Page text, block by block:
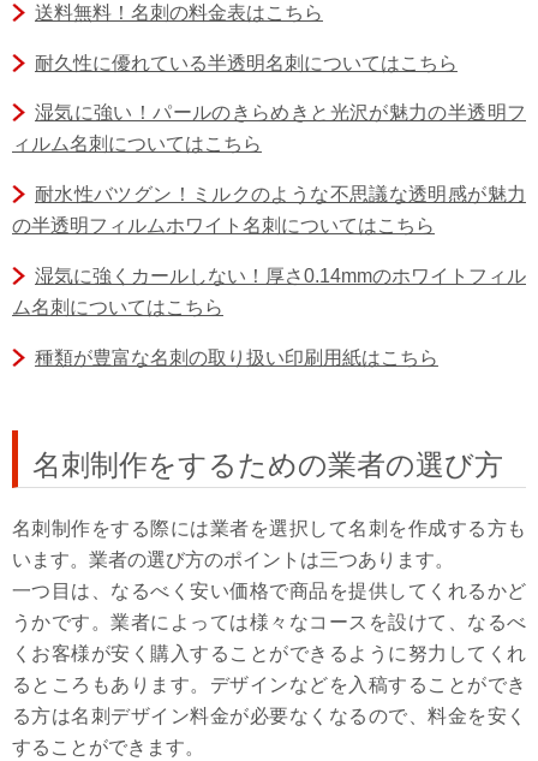
送料無料！名刺の料金表はこちら
耐久性に優れている半透明名刺についてはこちら
湿気に強い！パールのきらめきと光沢が魅力の半透明フ
ィルム名刺についてはこちら
耐水性バツグン！ミルクのような不思議な透明感が魅力
の半透明フィルムホワイト名刺についてはこちら
湿気に強くカールしない！厚さ0.14mmのホワイトフィル
ム名刺についてはこちら
種類が豊富な名刺の取り扱い印刷用紙はこちら
名刺制作をするための業者の選び方
名刺制作をする際には業者を選択して名刺を作成する方も
います。業者の選び方のポイントは三つあります。
一つ目は、なるべく安い価格で商品を提供してくれるかど
うかです。業者によっては様々なコースを設けて、なるべ
くお客様が安く購入することができるように努力してくれ
るところもあります。デザインなどを入稿することができ
る方は名刺デザイン料金が必要なくなるので、料金を安く
することができます。